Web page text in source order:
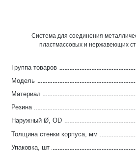
Система для соединения
пластмассовых и нержавеющих
Группа товаров
Модель
Материал
Резина
Наружный Ø, OD
Толщина стенки корпуса, мм
Упаковка, шт